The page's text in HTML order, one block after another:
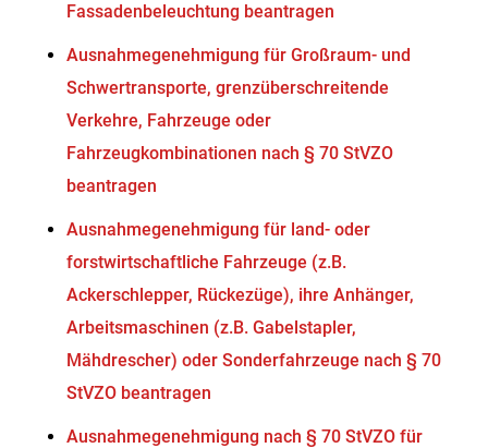
Fassadenbeleuchtung beantragen
Ausnahmegenehmigung für Großraum- und
Schwertransporte, grenzüberschreitende
Verkehre, Fahrzeuge oder
Fahrzeugkombinationen nach § 70 StVZO
beantragen
Ausnahmegenehmigung für land- oder
forstwirtschaftliche Fahrzeuge (z.B.
Ackerschlepper, Rückezüge), ihre Anhänger,
Arbeitsmaschinen (z.B. Gabelstapler,
Mähdrescher) oder Sonderfahrzeuge nach § 70
StVZO beantragen
Ausnahmegenehmigung nach § 70 StVZO für